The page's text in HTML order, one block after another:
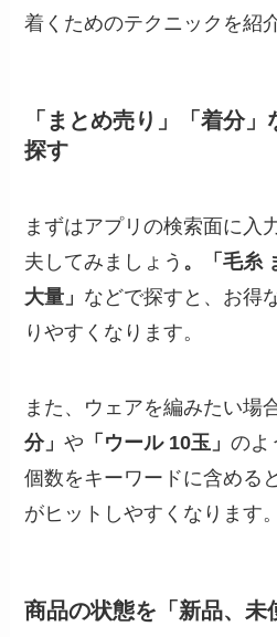
着くためのテクニックを紹
「まとめ売り」「着分
探す
まずはアプリの検索面に入
夫してみましょう 。「毛糸
大量」 などで探すと、お得
りやすくなります。
また、ウェアを編みたい場
分」や 「ウール 10玉」のよ
個数をキーワードに含める
がヒットしやすくなります。
商品の状態を「新品、未